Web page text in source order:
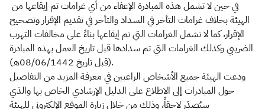
الهيئة بخلاف غرامات التأخر في السداد والتأخر في تقديم الإقرار وتصحيح
الإقرار، كما لا تشمل الغرامات التي تم إيقاعها بناءً على مخالفات التهرب
الضريبي وكذلك الغرامات التي تم سدادها قبل تاريخ العمل بهذه المبادرة
(قبل تاريخ 08/06/1442هـ).
ودعت الهيئة جميع الأشخاص الراغبين في معرفة المزيد من التفاصيل
حول المبادرات إلى الاطلاع على الدليل الإرشادي الخاص بها والذي
سيُصدَر لاحقاً، وذلك من خلال زيارة الموقع الإلكتروني للهيئة